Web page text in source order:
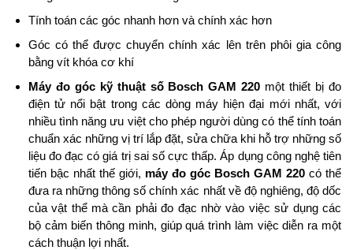
Tính toán các góc nhanh hơn và chính xác hơn
Góc có thể được chuyển chính xác lên trên phôi gia công
bằng vít khóa cơ khí
Máy đo góc kỹ thuật số Bosch GAM 220 một thiết bị đo
điện tử nổi bật trong các dòng máy hiện đại mới nhất, với
nhiều tình năng ưu việt cho phép người dùng có thể tính toán
chuẩn xác những vị trí lắp đặt, sửa chữa khi hỗ trợ những số
liệu đo đạc có giá trị sai số cực thấp. Áp dụng công nghệ tiên
tiến bậc nhất thế giới, máy đo góc Bosch GAM 220có thể
đưa ra những thông số chính xác nhất về độ nghiêng, độ dốc
của vật thể mà cần phải đo đạc nhờ vào việc sử dụng các
bộ cảm biến thông minh, giúp quá trình làm việc diễn ra một
cách thuận lợi nhất.